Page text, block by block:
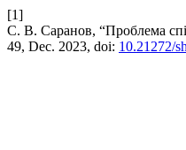
[1]
С. В. Саранов, “Проблема
49, Dec. 2023, doi: 10.21272/